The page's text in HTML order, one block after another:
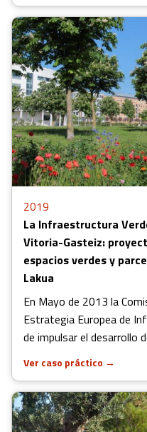
2019
La Infraestructura
Vitoria-Gasteiz:
espacios verdes y
Lakua
En Mayo de 2013 la
Estrategia Europea de
de impulsar el desarrollo
Ver caso práctico →